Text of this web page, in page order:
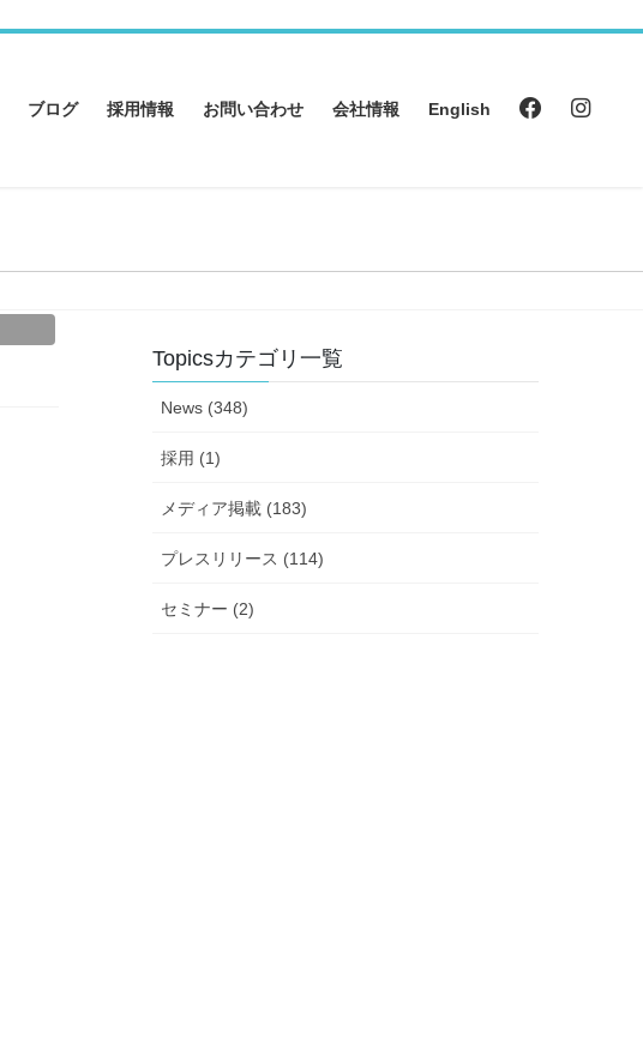
ブログ 採用情報 お問い合わせ 会社情報 English
Topicsカテゴリ一覧
News (348)
採用 (1)
メディア掲載 (183)
プレスリリース (114)
セミナー (2)